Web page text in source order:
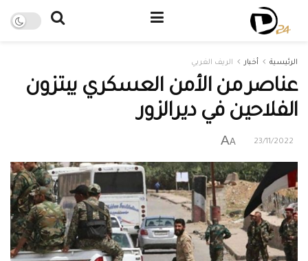
الرئيسية أخبار الريف الغربي
عناصر من الأمن العسكري يبتزون
الفلاحين في ديرالزور
23/11/2022
A
A